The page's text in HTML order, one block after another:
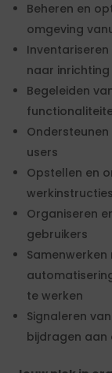
Beheren en
omgeving
naar
Begeleiden
users
Opstellen en
Organiseren
gebruikers
te werken
Signaleren
bijdragen aan